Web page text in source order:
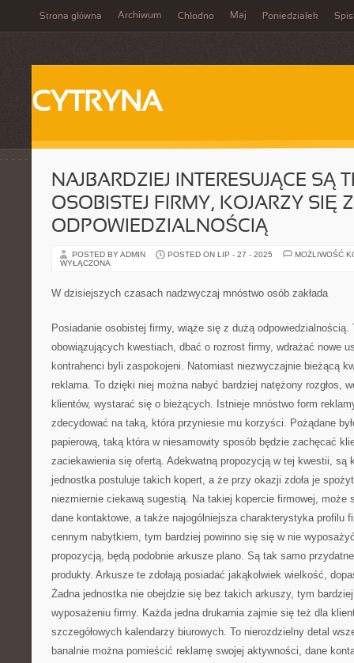
Strona główna Archiwum Chłodno Maj Poniedziałek Spis
CYTRYNA
NAJBARDZIEJ INTERESUJĄCE SĄ
OSOBISTEJ FIRMY, KOJARZY SIĘ
ODPOWIEDZIALNOŚCIĄ
POSTED BY ADMIN POSTED ON LIP - 27 - 2025
MOŻLIWOŚĆ
WYŁĄCZONA
W dzisiejszych czasach nadzwyczaj mnóstwo osób zakłada
Posiadanie osobistej firmy, wiąże się z dużą
obowiązujących kwestiach, dbać o rozrost firmy, wdrażać nowe
kontrahenci byli zaspokojeni. Natomiast niezwyczajnie bieżącą
reklama. To dzięki niej można nabyć bardziej natężony rozgłos,
klientów, wystarać się o bieżących. Istnieje mnóstwo form
zdecydować na taką, która przyniesie mu korzyści. Pożądane
papierową, taką która w niesamowity sposób będzie zachęcać
zaciekawienia się ofertą. Adekwatną propozycją w tej kwestii, są
jednostka postuluje takich kopert, a że przy okazji zdoła je
niezmiernie ciekawą sugestią. Na takiej kopercie firmowej, może
dane kontaktowe, a także najogólniejsza charakterystyka profilu
cennym nabytkiem, tym bardziej powinno się się w nie
propozycją, będą podobnie arkusze plano. Są tak samo
produkty. Arkusze te zdołają posiadać jakąkolwiek wielkość,
Żadna jednostka nie obejdzie się bez takich arkuszy, tym
wyposażeniu firmy. Każda jedna drukarnia zajmie się też dla
szczegółowych kalendarzy biurowych. To nierozdzielny detal
banalnie można pomieścić reklamę swojej aktywności, dane